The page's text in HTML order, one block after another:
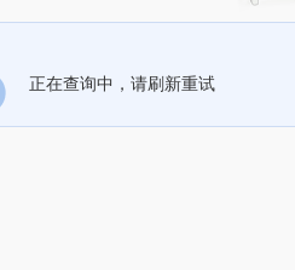
正在查询中，请刷新重试